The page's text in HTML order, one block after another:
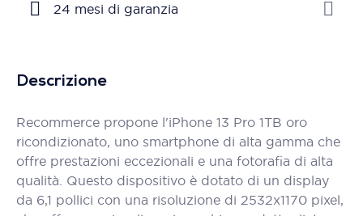
24 mesi di garanzia
Descrizione
Recommerce propone l'iPhone 13 Pro 1TB oro
ricondizionato, uno smartphone di alta gamma che
offre prestazioni eccezionali e una fotorafia di alta
qualità. Questo dispositivo è dotato di un display
da 6,1 pollici con una risoluzione di 2532x1170 pixel,